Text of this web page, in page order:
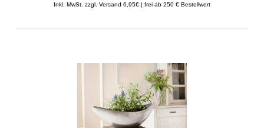
Inkl. MwSt. zzgl. Versand 6,95€ | frei ab 250 € Bestellwert